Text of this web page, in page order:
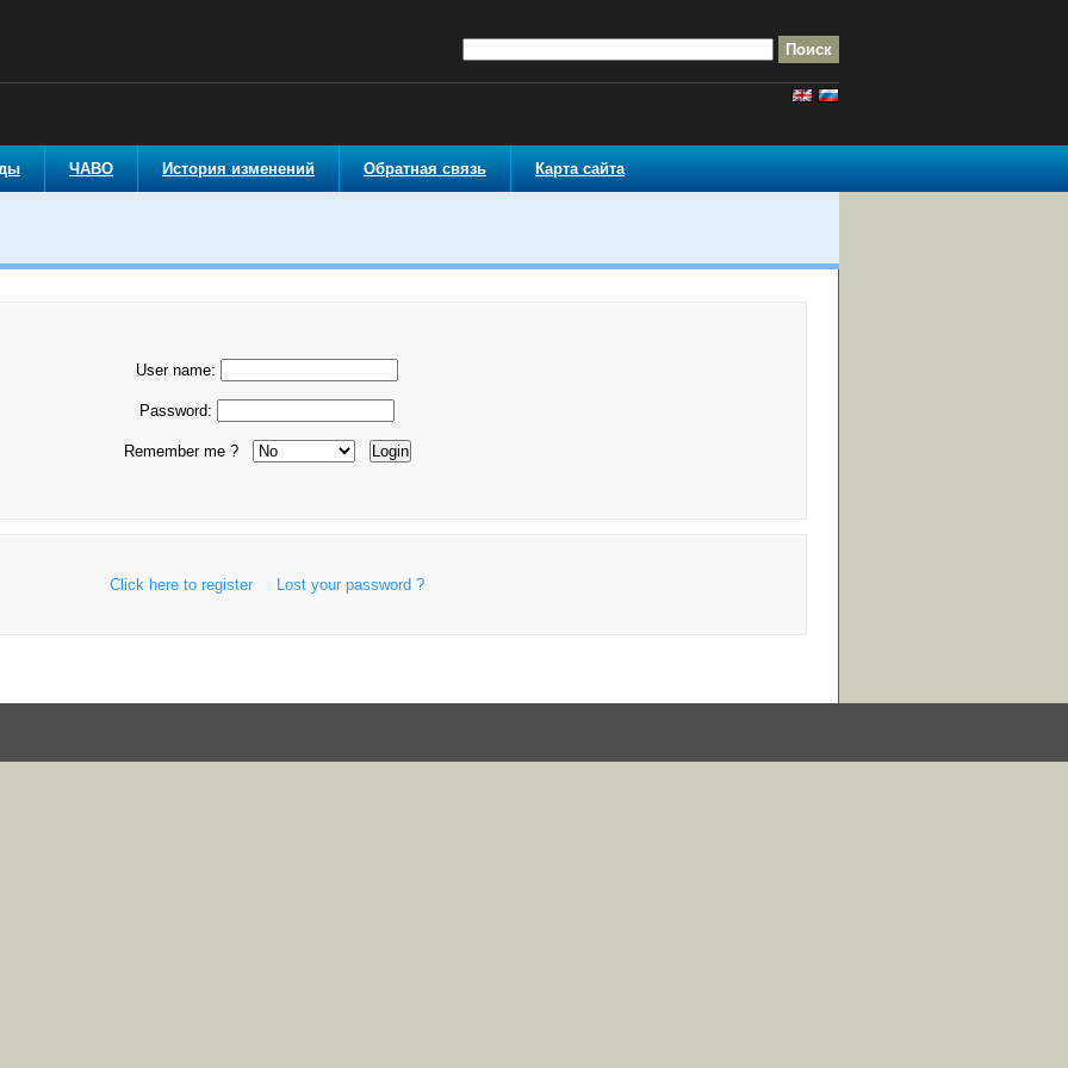
ЧАВО История изменений Обратная связь Карта сайта
User name:
Password:
Remember me ?
Click here to register Lost your password ?